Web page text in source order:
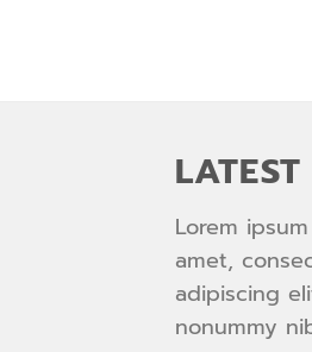
Lorem
amet,
adipiscing
nonummy